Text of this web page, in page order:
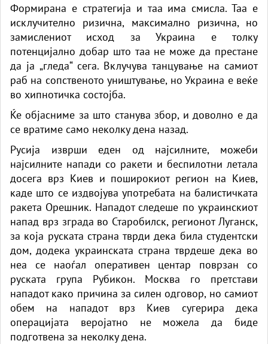
Формирана е стратегија и таа има смисла. Таа е
исклучително ризична, максимално ризична, но
замислениот исход за Украина е толку
потенцијално добар што таа не може да престане
да ја „гледа“ сега. Вклучува танцување на самиот
раб на сопственото уништување, но Украина е веќе
во хипнотичка состојба.
Ќе објасниме за што станува збор, и доволно е да
се вратиме само неколку дена назад.
Русија изврши еден од најсилните, можеби
најсилните напади со ракети и беспилотни летала
досега врз Киев и поширокиот регион на Киев,
каде што се издвојува употребата на балистичката
ракета Орешник. Нападот следеше по украинскиот
напад врз зграда во Старобилск, регионот Луганск,
за која руската страна тврди дека била студентски
дом, додека украинската страна тврдеше дека во
неа се наоѓал оперативен центар поврзан со
руската група Рубикон. Москва го претстави
нападот како причина за силен одговор, но самиот
обем на нападот врз Киев сугерира дека
операцијата веројатно не можела да биде
подготвена за неколку дена.